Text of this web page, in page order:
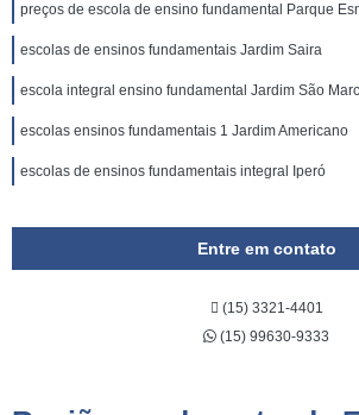
preços de escola de ensino fundamental Parque
escolas de ensinos fundamentais Jardim Saira
escola integral ensino fundamental Jardim São
escolas ensinos fundamentais 1 Jardim Americano
escolas de ensinos fundamentais integral Iperó
Entre em contato
(15) 3321-4401
(15) 99630-9333